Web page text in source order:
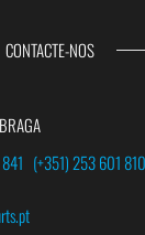
CONTACTE-NOS
(+351) 253 601 810